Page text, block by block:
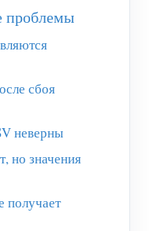
проблемы
сбоя
неверны
но значения
получает